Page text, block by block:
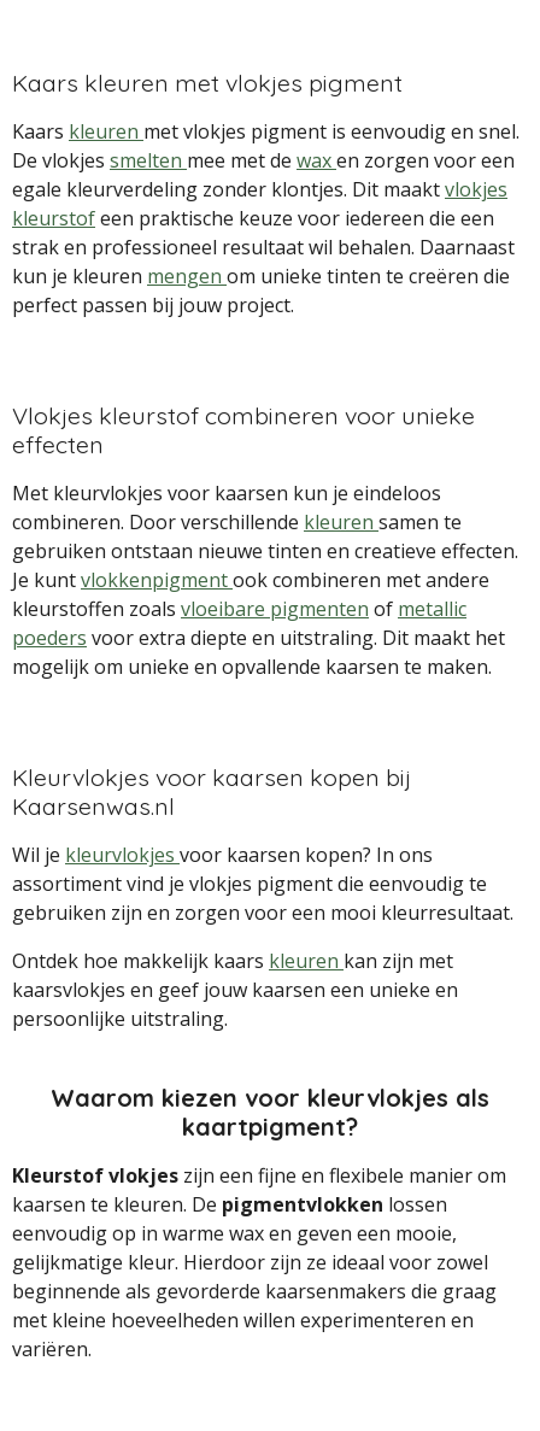
Kaars kleuren met vlokjes pigment
Kaars kleuren met vlokjes pigment is eenvoudig en snel.
De vlokjes smelten mee met de waxen zorgen voor een
egale kleurverdeling zonder klontjes. Dit maaktvlokjes
kleurstofeen praktische keuze voor iedereen die een
strak en professioneel resultaat wil behalen. Daarnaast
kun je kleuren mengen om unieke tinten te creëren die
perfect passen bij jouw project.
Vlokjes kleurstof combineren voor unieke
effecten
Met kleurvlokjes voor kaarsen kun je eindeloos
combineren. Door verschillende kleuren samen te
gebruiken ontstaan nieuwe tinten en creatieve effecten.
Je kuntvlokkenpigmentook combineren met andere
kleurstoffen zoals vloeibare pigmenten of metallic
poeders voor extra diepte en uitstraling. Dit maakt het
mogelijk om unieke en opvallende kaarsen te maken.
Kleurvlokjes voor kaarsen kopen bij
Kaarsenwas.nl
Wil je kleurvlokjes voor kaarsen kopen? In ons
assortiment vind je vlokjes pigment die eenvoudig te
gebruiken zijn en zorgen voor een mooi kleurresultaat.
Ontdek hoe makkelijk kaars kleuren kan zijn met
kaarsvlokjes en geef jouw kaarsen een unieke en
persoonlijke uitstraling.
Waarom kiezen voor kleurvlokjes als
kaartpigment?
Kleurstof vlokjes zijn een fijne en flexibele manier om
kaarsen te kleuren. De pigmentvlokken lossen
eenvoudig op in warme wax en geven een mooie,
gelijkmatige kleur. Hierdoor zijn ze ideaal voor zowel
beginnende als gevorderde kaarsenmakers die graag
met kleine hoeveelheden willen experimenteren en
variëren.